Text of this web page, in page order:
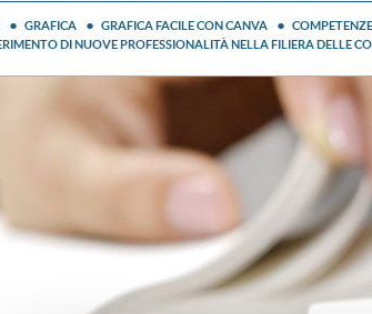
GRAFICA GRAFICA FACILE CON CANVA
DI NUOVE PROFESSIONALITÀ NELLA FILIERA DELLE